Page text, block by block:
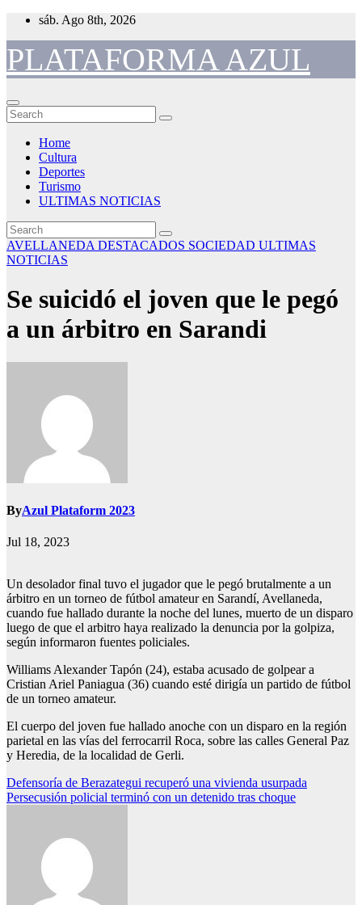
Skip
content
sáb. Ago 8th, 2026
PLATAFORMA AZUL
Home
Cultura
Deportes
Turismo
ULTIMAS NOTICIAS
AVELLANEDA DESTACADOS SOCIEDAD ULTIMAS
NOTICIAS
Se suicidó el joven que le pegó
a un árbitro en Sarandi
ByAzul Plataform 2023
Jul 18, 2023
Un desolador final tuvo el jugador que le pegó brutalmente a un
árbitro en un torneo de fútbol amateur en Sarandí, Avellaneda,
cuando fue hallado durante la noche del lunes, muerto de un disparo
luego de que el arbitro haya realizado la denuncia por la golpiza,
según informaron fuentes policiales.
Williams Alexander Tapón (24), estaba acusado de golpear a
Cristian Ariel Paniagua (36) cuando esté dirigía un partido de fútbol
de un torneo amateur.
El cuerpo del joven fue hallado anoche con un disparo en la región
parietal en las vías del ferrocarril Roca, sobre las calles General Paz
y Heredia, de la localidad de Gerli.
Navegación
de
Defensoría de Berazategui recuperó una vivienda usurpada
Persecusión policial terminó con un detenido tras choque